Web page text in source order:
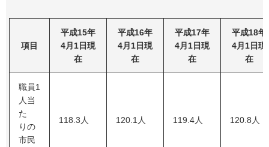
項目
平成15年
4月1日現
在
平成16年
4月1日現
在
平成17年
4月1日現
在
平成18年
4月1日現
在
職員1
人当
た
りの
市民
118.3人 120.1人 119.4人 120.8人